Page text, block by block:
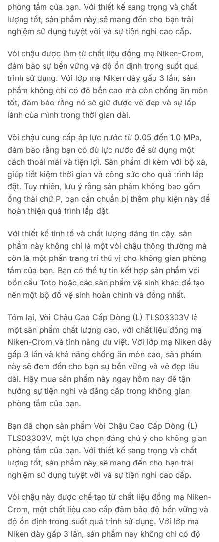
phòng tắm của bạn. Với thiết kế sang trọng và chất
lượng tốt, sản phẩm này sẽ mang đến cho bạn trải
nghiệm sử dụng tuyệt vời và sự tiện nghi cao cấp.
Vòi chậu được làm từ chất liệu đồng mạ Niken-Crom,
đảm bảo sự bền vững và độ ổn định trong suốt quá
trình sử dụng. Với lớp mạ Niken dày gấp 3 lần, sản
phẩm không chỉ có độ bền cao mà còn chống ăn mòn
tốt, đảm bảo rằng nó sẽ giữ được vẻ đẹp và sự lấp
lánh của mình trong thời gian dài.
Vòi chậu cung cấp áp lực nước từ 0.05 đến 1.0 MPa,
đảm bảo rằng bạn có đủ lực nước để sử dụng một
cách thoải mái và tiện lợi. Sản phẩm đi kèm với bộ xả,
giúp tiết kiệm thời gian và công sức cho quá trình lắp
đặt. Tuy nhiên, lưu ý rằng sản phẩm không bao gồm
ống thải chữ P, bạn cần chuẩn bị thêm phụ kiện này để
hoàn thiện quá trình lắp đặt.
Với thiết kế tinh tế và chất lượng đáng tin cậy, sản
phẩm này không chỉ là một vòi chậu thông thường mà
còn là một phần trang trí thú vị cho không gian phòng
tắm của bạn. Bạn có thể tự tin kết hợp sản phẩm với
bồn cầu Toto hoặc các sản phẩm vệ sinh khác để tạo
nên một bộ đồ vệ sinh hoàn chỉnh và đồng nhất.
Tóm lại, Vòi Chậu Cao Cấp Dòng (L) TLS03303V là
một sản phẩm chất lượng cao, với chất liệu đồng mạ
Niken-Crom và tính năng ưu việt. Với lớp mạ Niken dày
gấp 3 lần và khả năng chống ăn mòn cao, sản phẩm
này sẽ đem đến cho bạn sự bền vững và vẻ đẹp lâu
dài. Hãy mua sản phẩm này ngay hôm nay để tận
hưởng sự tiện nghi và đẳng cấp trong không gian
phòng tắm của bạn.
Bạn đã chọn sản phẩm Vòi Chậu Cao Cấp Dòng (L)
TLS03303V, một lựa chọn đáng chú ý cho không gian
phòng tắm của bạn. Với thiết kế sang trọng và chất
lượng tốt, sản phẩm này sẽ mang đến cho bạn trải
nghiệm sử dụng tuyệt vời và sự tiện nghi cao cấp.
Vòi chậu này được chế tạo từ chất liệu đồng mạ Niken-
Crom, một chất liệu cao cấp đảm bảo độ bền vững và
độ ổn định trong suốt quá trình sử dụng. Với lớp mạ
Niken dày gấp 3 lần, sản phẩm này không chỉ có độ